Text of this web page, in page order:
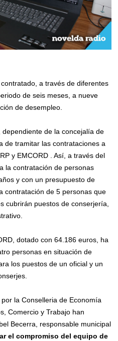
a través de diferentes
de seis meses, a nueve
de desempleo.
de la concejalía de
de tramitar las contrataciones a
y EMCORD . Así, a través del
la contratación de personas
y con un presupuesto de
contratación de 5 personas que
cubrirán puestos de conserjería,
dotado con 64.186 euros, ha
personas en situación de
los puestos de un oficial y un
la Conselleria de Economía
Comercio y Trabajo han
Becerra, responsable municipal
el compromiso del equipo de